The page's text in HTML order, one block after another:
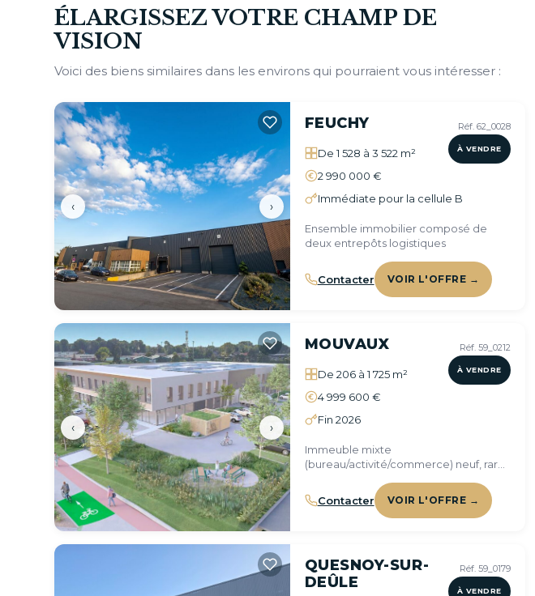
ÉLARGISSEZ VOTRE CHAMP DE
VISION
Voici des biens similaires dans les environs qui pourraient vous intéresser :
‹ ›
Réf. 62_0028
À VENDRE
FEUCHY
De 1 528 à 3 522 m²
2 990 000 €
Immédiate pour la cellule B
Ensemble immobilier composé de
deux entrepôts logistiques
Contacter VOIR L'OFFRE →
‹ ›
Réf. 59_0212
À VENDRE
MOUVAUX
De 206 à 1 725 m²
4 999 600 €
Fin 2026
Immeuble mixte
(bureau/activité/commerce) neuf, rare
Contacter
VOIR L'OFFRE →
Réf. 59_0179
À VENDRE
QUESNOY-SUR-
DEÛLE